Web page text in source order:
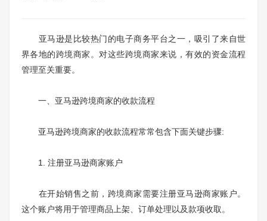
亚马逊是比较热门的电子商务平台之一，吸引了来自世
界各地的跨境商家。对这些跨境商家来说，有效的资金流程
管理至关重要。
一、亚马逊跨境商家的收款流程
亚马逊跨境商家的收款流程常常包含下面关键步骤:
1. 注册亚马逊商家账户
在开始销售之前，跨境商家需要注册亚马逊商家账户。
这个账户将用于管理商品上架、订单处理以及款项收取。